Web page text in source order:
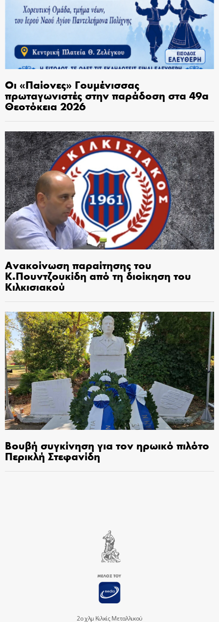
Οι «Παίονες» Γουμένισσας
πρωταγωνιστές στην παράδοση στα 49α
Θεοτόκεια 2026
Ανακοίνωση παραίτησης του
Κ.Πουντζουκίδη από τη διοίκηση του
Κιλκισιακού
Βουβή συγκίνηση για τον ηρωικό πιλότο
Περικλή Στεφανίδη
2ο χλμ Κιλκίς Μεταλλικού